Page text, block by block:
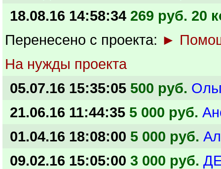
18.08.16 14:58:34 269 руб. 20
Перенесено с проекта: ►
На нужды проекта
05.07.16 15:35:05 500 руб.
21.06.16 11:44:35 5 000 руб.
01.04.16 18:08:00 5 000 руб.
09.02.16 15:05:00 3 000 руб.